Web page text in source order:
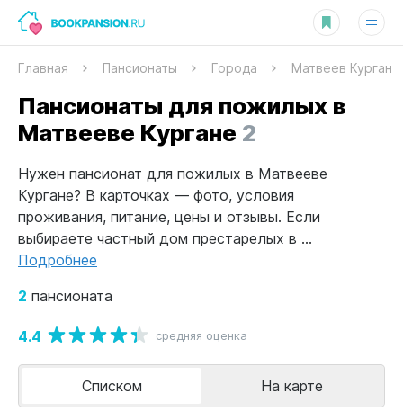
Главная Пансионаты Города Матвеев Курган
Пансионаты для пожилых в
Матвееве Кургане 2
Нужен пансионат для пожилых в Матвееве
Кургане? В карточках — фото, условия
проживания, питание, цены и отзывы. Если
выбираете частный дом престарелых в ...
Подробнее
2 пансионата
4.4 средняя оценка
Списком На карте